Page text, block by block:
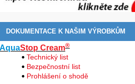
DOKUMENTACE K NAŠIM VÝROBKŮM
AquaStop Cream®
Technický list
Bezpečnostní list
Prohlášení o shodě